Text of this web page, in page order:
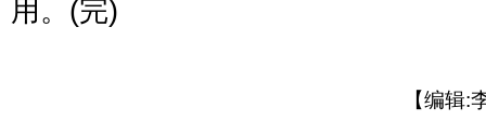
用。(完)
【编辑: